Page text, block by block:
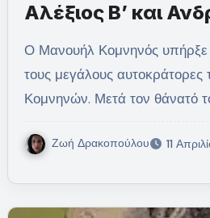
Αλέξιος Β’ και
Ο Μανουήλ Κομνηνός υπήρξε ο τελευταίος από
τους μεγάλους αυτοκράτορες
Κομνηνών. Μετά τον θάνατό
Ζωή Δρακοπούλου 11